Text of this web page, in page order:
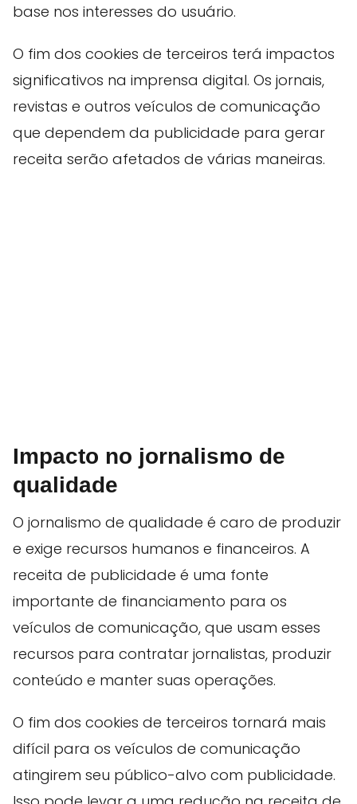
base nos interesses do usuário.
O fim dos cookies de terceiros terá impactos
significativos na imprensa digital. Os jornais,
revistas e outros veículos de comunicação
que dependem da publicidade para gerar
receita serão afetados de várias maneiras.
Impacto no jornalismo de
qualidade
O jornalismo de qualidade é caro de produzir
e exige recursos humanos e financeiros. A
receita de publicidade é uma fonte
importante de financiamento para os
veículos de comunicação, que usam esses
recursos para contratar jornalistas, produzir
conteúdo e manter suas operações.
O fim dos cookies de terceiros tornará mais
difícil para os veículos de comunicação
atingirem seu público-alvo com publicidade.